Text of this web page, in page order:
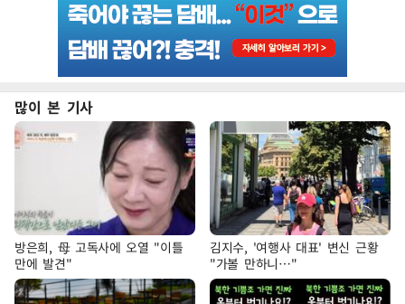
많이 본 기사
방은희, 母 고독사에 오열 "이틀
만에 발견"
김지수, '여행사 대표' 변신 근황
"가볼 만하니…"